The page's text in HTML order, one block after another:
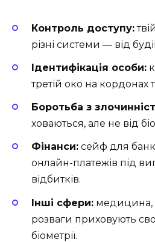
Контроль доступу:
різні системи — від
Ідентифікація особи:
третій око на кордонах
Боротьба з
ховаються, але не від
Фінанси: сейф для
онлайн-платежів під
відбитків.
Інші сфери: медицина,
розваги приховують
біометрії.